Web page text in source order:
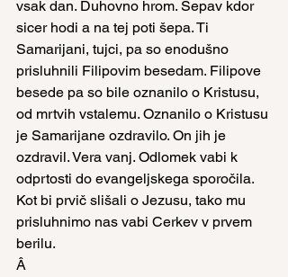
vsak dan. Duhovno hrom. Šepav kdor
sicer hodi a na tej poti šepa. Ti
Samarijani, tujci, pa so enodušno
prisluhnili Filipovim besedam. Filipove
besede pa so bile oznanilo o Kristusu,
od mrtvih vstalemu. Oznanilo o Kristusu
je Samarijane ozdravilo. On jih je
ozdravil. Vera vanj. Odlomek vabi k
odprtosti do evangeljskega sporočila.
Kot bi prvič slišali o Jezusu, tako mu
prisluhnimo nas vabi Cerkev v prvem
berilu.
Â